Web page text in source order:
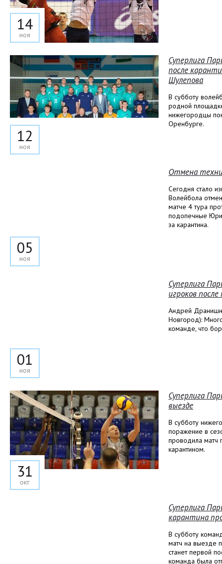
14
ноя
12
ноя
Суперлига
после
Шулепова
В субботу
родной
нижегородцы
Оренбурге.
05
ноя
Отмена
Сегодня стало
Волейбола
матче 4 тура
подопечные
за карантина.
01
ноя
Суперлига
игроков
Андрей
Новгород):
команде, что
31
окт
Суперлига
выезде
В субботу
поражение в
проводила матч
карантином.
Суперлига
карантина
В субботу
матч на выезде
станет первой
команда была